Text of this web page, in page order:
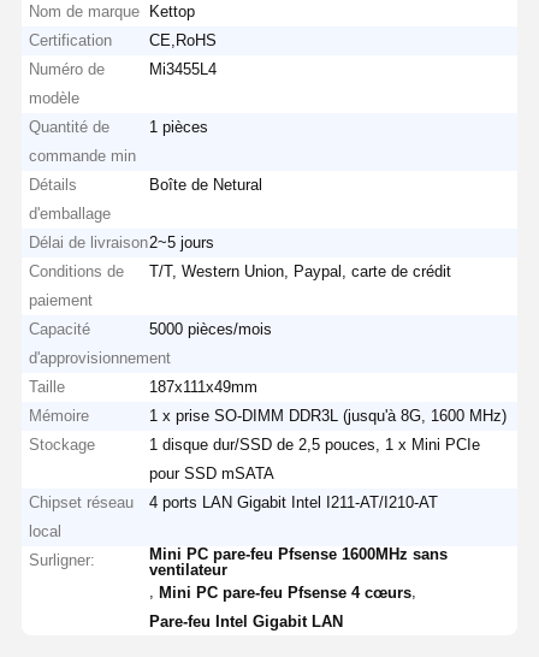
Nom de marque
Kettop
Certification
CE,RoHS
Numéro de
modèle
Mi3455L4
Quantité de
commande min
1 pièces
Détails
d'emballage
Boîte de Netural
Délai de livraison2~5 jours
Conditions de
paiement
T/T, Western Union, Paypal, carte de crédit
Capacité
d'approvisionnement
5000 pièces/mois
Taille
187x111x49mm
Mémoire
1 x prise SO-DIMM DDR3L (jusqu'à 8G, 1600 MHz)
Stockage
1 disque dur/SSD de 2,5 pouces, 1 x Mini PCIe
pour SSD mSATA
Chipset réseau
local
4 ports LAN Gigabit Intel I211-AT/I210-AT
Surligner:
Mini PC pare-feu Pfsense 1600MHz sans
ventilateur
,Mini PC pare-feu Pfsense 4 cœurs
Pare-feu Intel Gigabit LAN